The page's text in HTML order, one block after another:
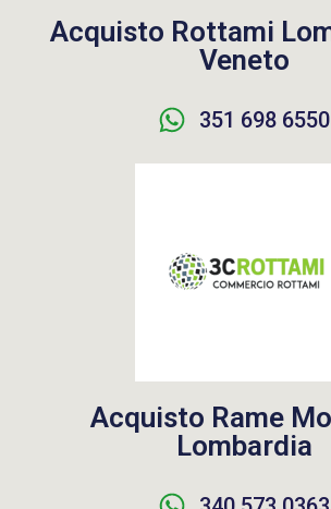
Acquisto Rottami
Veneto
351 698 6550
Acquisto Rame
Lombardia